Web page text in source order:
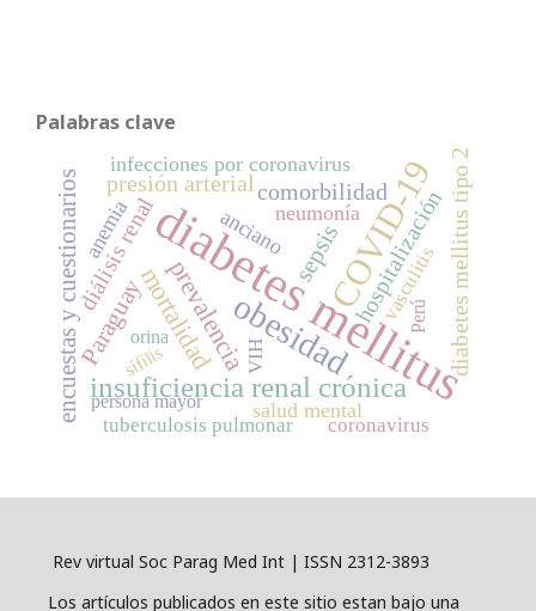
Palabras clave
diabetes mellitus
COVID-19
obesidad
insuficiencia renal crónica
prevalencia
mortalidad
encuestas y cuestionarios sepsis
Paraguay diabetes mellitus tipo 2
comorbilidadhospitalización
diálisis renal
presión arterial
anemia
infecciones por coronavirus
neumonía
salud mental
anciano
tuberculosis pulmonar coronavirus
vasculitis
VIH
orina
Perú
sífilis
persona mayor
Rev virtual Soc Parag Med Int | ISSN 2312-3893
Los artículos publicados en este sitio estan bajo una